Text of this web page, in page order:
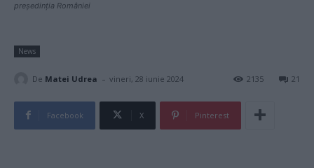
președinția României
News
De Matei Udrea - vineri, 28 iunie 2024 21
2135
Facebook X Pinterest